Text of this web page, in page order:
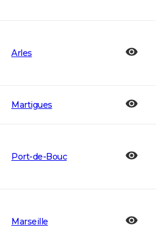
Arles
Martigues
Port-de-Bouc
Marseille